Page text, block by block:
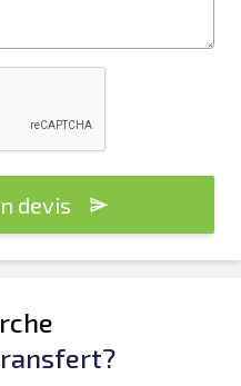
devis